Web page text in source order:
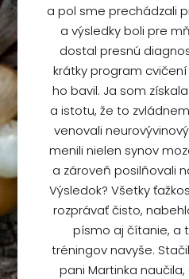
a pol sme prechádzali
a výsledky boli pre
dostal presnú
krátky program
ho bavil. Ja som
a istotu, že to
venovali
menili nielen synov
a zároveň posilňovali
Výsledok? Všetky
rozprávať čisto,
písmo aj čítanie, a
tréningov navyše.
pani Martinka